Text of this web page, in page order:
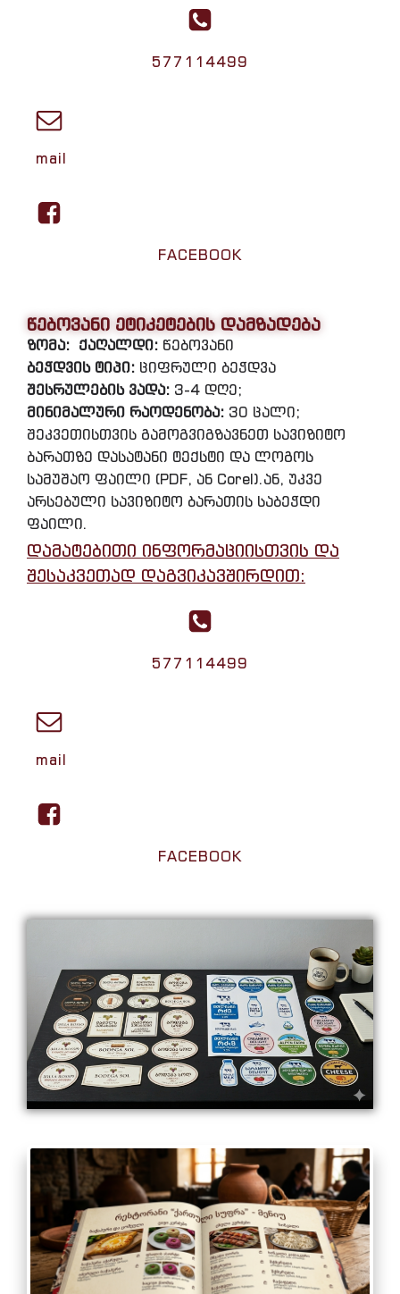
577114499
mail
FACEBOOK
წებოვანი ეტიკეტების დამზადება
ზომა: ქაღალდი: წებოვანი
ბეჭდვის ტიპი: ციფრული ბეჭდვა
შესრულების ვადა: 3-4 დღე;
მინიმალური რაოდენობა: 30 ცალი;
შეკვეთისთვის გამოგვიგზავნეთ სავიზიტო
ბარათზე დასატანი ტექსტი და ლოგოს
სამუშაო ფაილი (PDF, ან Corel).ან, უკვე
არსებული სავიზიტო ბარათის საბეჭდი
ფაილი.
დამატებითი ინფორმაციისთვის და
შესაკვეთად დაგვიკავშირდით:
577114499
mail
FACEBOOK